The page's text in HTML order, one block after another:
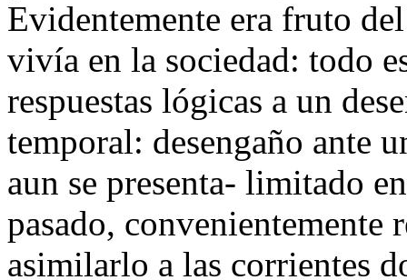
Evidentemente era fruto
vivía en la sociedad: todo
respuestas lógicas a un
temporal: desengaño ante
aun se presenta- limitado
pasado, convenientemente
asimilarlo a las corrientes